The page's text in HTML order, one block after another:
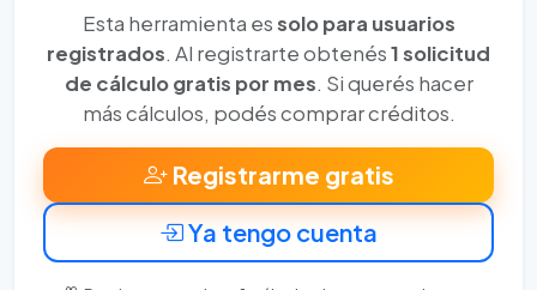
Esta herramienta essolo para usuarios
registrados. Al registrarte obtenés1 solicitud
de cálculo gratis por mes. Si querés hacer
más cálculos, podés comprar créditos.
Registrarme gratis
Ya tengo cuenta